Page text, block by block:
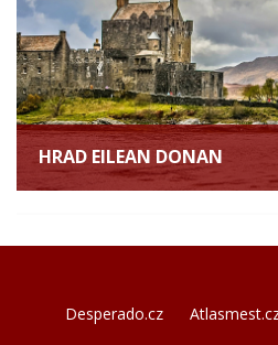
HRAD EILEAN DONAN
Desperado.cz